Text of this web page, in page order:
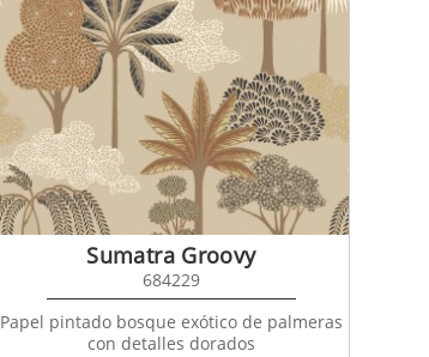
Sumatra Groovy
684229
Papel pintado bosque exótico de palmeras
con detalles dorados